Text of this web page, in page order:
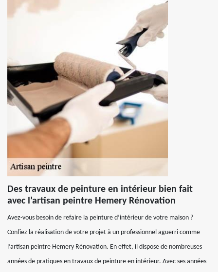
Des travaux de peinture en intérieur bien fait
avec l’artisan peintre Hemery Rénovation
Avez-vous besoin de refaire la peinture d’intérieur de votre maison ?
Confiez la réalisation de votre projet à un professionnel aguerri comme
l’artisan peintre Hemery Rénovation. En effet, il dispose de nombreuses
années de pratiques en travaux de peinture en intérieur. Avec ses années